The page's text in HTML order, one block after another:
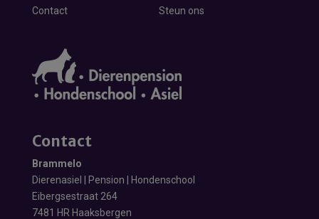
Contact
Steun ons
Contact
Brammelo
Dierenasiel | Pension | Hondenschool
Eibergsestraat 264
7481 HR Haaksbergen